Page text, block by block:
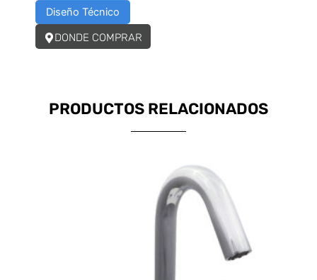
Diseño Técnico
DONDE COMPRAR
PRODUCTOS RELACIONADOS